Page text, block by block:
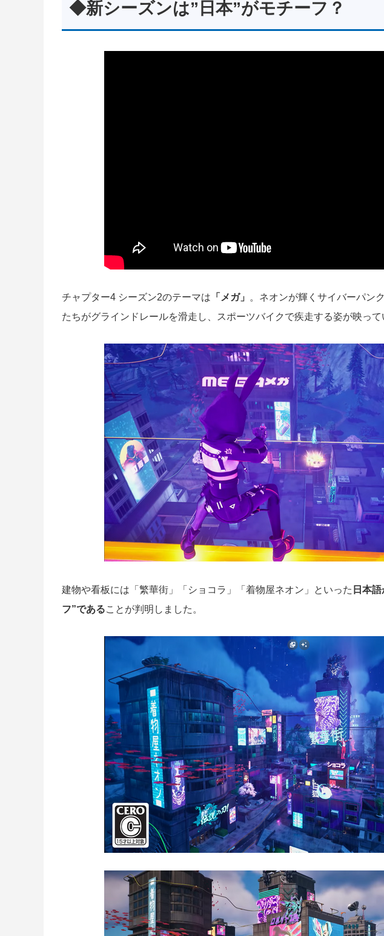
◆新シーズンは”日本”がモチーフ？
チャプター4 シーズン2のテーマは 「メガ」
。ネオンが輝くサイバーパン
たちがグラインドレールを滑走し、スポーツバイクで疾走する姿が映って
建物や看板には「繁華街」「ショコラ」「着物屋ネオン」といった 日本
フ”である ことが判明しました。